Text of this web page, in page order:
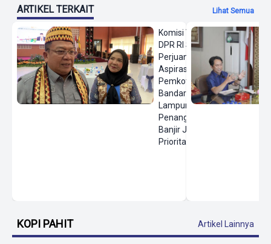
ARTIKEL TERKAIT Lihat Semua
Komisi VIII
DPR RI Siap
Perjuangkan
Aspirasi
Pemkot
Bandar
Lampung,
Penanganan
Banjir Jadi
Prioritas
KOPI PAHIT Artikel Lainnya